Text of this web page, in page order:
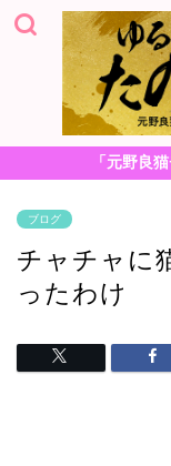
「元野良
ブログ
チャチャに
ったわけ